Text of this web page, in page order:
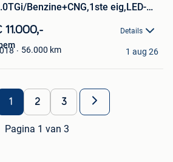
Benzine+CNG,1ste eig,LED-
11.000,- Details
56.000 km 1 aug 26
1 2 3
Pagina 1 van 3